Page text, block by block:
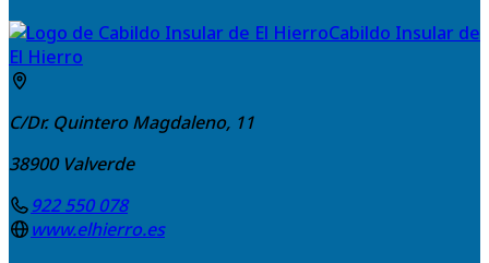
Cabildo Insular de
El Hierro
C/Dr. Quintero Magdaleno, 11
38900 Valverde
922 550 078
www.elhierro.es